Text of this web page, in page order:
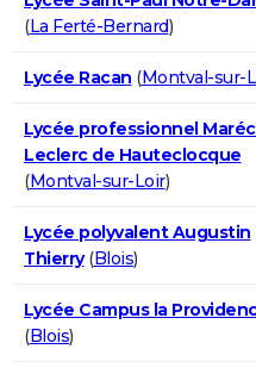
(La Ferté-Bernard)
Lycée Racan (Montval-sur-
Lycée professionnel
Leclerc de Hauteclocque
(Montval-sur-Loir)
Lycée polyvalent Augustin
Thierry(Blois)
Lycée Campus la
(Blois)